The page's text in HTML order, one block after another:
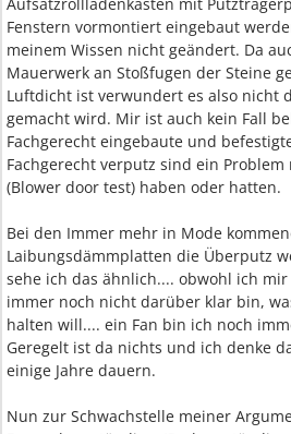
Fenstern vormontiert eingebaut
meinem Wissen nicht geändert. Da
Mauerwerk an Stoßfugen der Steine
Luftdicht ist verwundert es also nicht
gemacht wird. Mir ist auch kein Fall
Fachgerecht eingebaute und
Fachgerecht verputz sind ein
(Blower door test) haben oder hatten.
Bei den Immer mehr in Mode
Laibungsdämmplatten die Überputz
sehe ich das ähnlich.... obwohl ich
immer noch nicht darüber klar bin,
halten will.... ein Fan bin ich noch
Geregelt ist da nichts und ich denke
einige Jahre dauern.
Nun zur Schwachstelle meiner